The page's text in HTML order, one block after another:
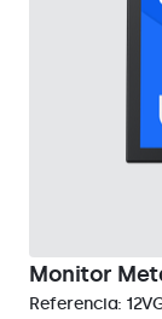
Monitor
Referencia: